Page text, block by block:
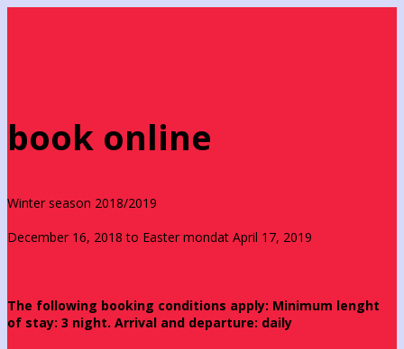
book online
Winter season 2018/2019
December 16, 2018 to Easter mondat April 17, 2019
The following booking conditions apply: Minimum lenght
of stay: 3 night. Arrival and departure: daily